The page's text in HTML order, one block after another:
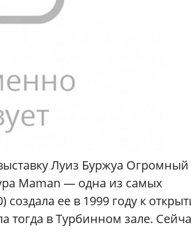
Луиз Буржуа Огромный
Maman — одна из самых
ее в 1999 году к
тогда в Турбинном зале.